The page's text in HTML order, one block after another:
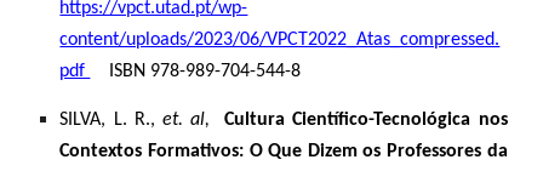
https://vpct.utad.pt/wp-
content/uploads/2023/06/VPCT2022_Atas_compressed.
pdf
ISBN 978-989-704-544-8
SILVA, L. R., et. al,
Cultura Científico-Tecnológica nos
Contextos Formativos: O Que Dizem os Professores da